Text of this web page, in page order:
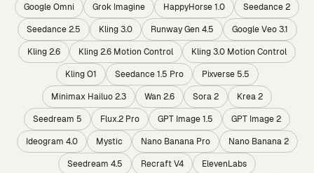
Google Omni Grok Imagine HappyHorse 1.0
Seedance 2
Seedance 2.5
Kling 3.0 Runway Gen 4.5
Google Veo 3.1
Kling 2.6
Kling 2.6 Motion Control
Kling 3.0 Motion Control
Kling O1
Seedance 1.5 Pro
Pixverse 5.5
Minimax Hailuo 2.3
Wan 2.6 Sora 2
Krea 2
Seedream 5
Flux.2 Pro GPT Image 1.5
GPT Image 2
Ideogram 4.0
Mystic Nano Banana Pro
Nano Banana 2
Seedream 4.5
Recraft V4 ElevenLabs